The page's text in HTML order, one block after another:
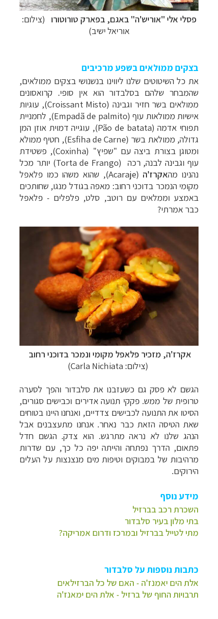
פסלי אלי "אוריש'ה" באגם, בפארק טורוטורו (צילום:
אוריאל ישיב)
בצקים ממולאים בשפע מרכיבים
את כל השיטוטים שלנו ליווינו בנשנושי בצקים ממולאים,
שהמבחר שלהם בסלבדור הוא אין סופי. קרואסונים
ממולאים בשר חזיר וגבינה (Croissant Misto), עוגיות
אישיות ממולאות עוף (Empadã de palmito), לחמניית
תפוחי אדמה (Pão de batata), עוגייה דמוית אוזן המן
גדולה, ממולאת בשר (Esfiha de Carne), חטיף ממולא
ומטוגן בצורת ביצה עם "שפיץ" (Coxinha), פשטידת
עוף וגבינה לבנה, רכה (Torta de Frango) יותר מכל
נהנינו מהאקרז'ה (
Acaraje), שהוא משהו כמו פלאפל
מקומי הנמכר בדוכני רחוב: מאפה בגודל מנגו, שחותכים
באמצע וממלאים עם רוטב, סלט, פלפלים - פלאפל
כבר אמרתי?
אקרז'ה, מזכיר פלאפל מקומי ונמכר בדוכני רחוב
(צילום: Carla Nichiata)
הגשם לא פסק גם כשעזבנו את סלבדור והפך לסערה
טרופית של ממש.פקקי תנועה אדירים וכבישים סגורים,
הסיטו את התנועה לכבישים צדדיים, ואנחנו היינו בטוחים
שאת הטיסה הזאת כבר נאחר. אנחנו מתעצבנים אבל
הנהג שלנו לא נראה מתרגש. הוא צדק. הגשם חדל
פתאום, הדרך נפתחה והייתה יפה כל כך, עם שדרות
מרהיבות של במבוקים וטיפות מים מנצנצות על העלים
הירוקים.
מידע נוסף
השכרת רכב בברזיל
בתי מלון בעיר סלבדור
מתי לטייל בברזיל ובמרכז ודרום אמריקה?
כתבות נוספות על סלבדור
אלת הים יאמנז'ה - האם של כל הברזילאים
תרבויות החוף של ברזיל - אלת הים ימאנז'ה